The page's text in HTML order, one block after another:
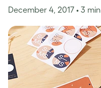
December 4, 2017 • 3